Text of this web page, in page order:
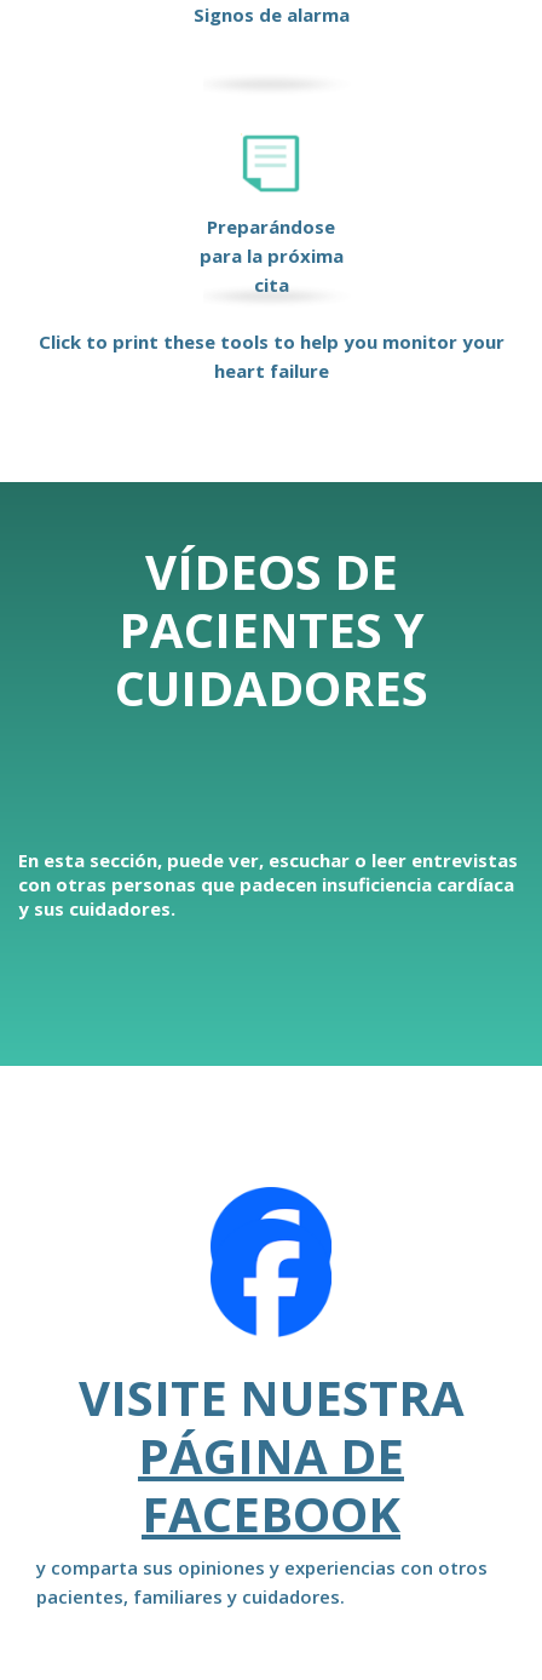
Signos de alarma
Preparándose
para la próxima
cita
Click to print these tools to help you monitor your
heart failure
VÍDEOS DE
PACIENTES Y
CUIDADORES
En esta sección, puede ver, escuchar o leer entrevistas
con otras personas que padecen insuficiencia cardíaca
y sus cuidadores.
VISITE NUESTRA
PÁGINA DE
FACEBOOK
y comparta sus opiniones y experiencias con otros
pacientes, familiares y cuidadores.